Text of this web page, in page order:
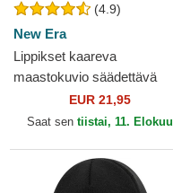
(4.9)
New Era
Lippikset kaareva
maastokuvio säädettävä
nauha lapsille 9FORTY
League Essential New York
EUR 21,95
Saat sen tiistai, 11. Elokuu